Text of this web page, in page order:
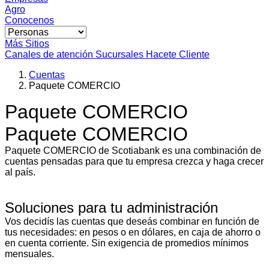
Agro
Conocenos
Más Sitios
Canales de atención Sucursales Hacete Cliente
Cuentas
Paquete COMERCIO
Paquete COMERCIO
Paquete COMERCIO
Paquete COMERCIO de Scotiabank es una combinación de
cuentas pensadas para que tu empresa crezca y haga crecer
al país.
Soluciones para tu administración
Vos decidís las cuentas que deseás combinar en función de
tus necesidades: en pesos o en dólares, en caja de ahorro o
en cuenta corriente. Sin exigencia de promedios mínimos
mensuales.